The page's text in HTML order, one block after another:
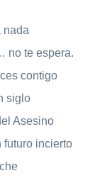
nada
no te espera.
contigo
siglo
Asesino
futuro incierto